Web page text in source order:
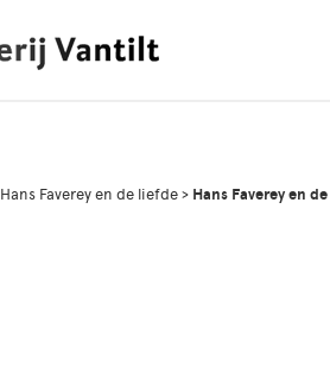
Hans Faverey en de liefde > Hans Faverey en